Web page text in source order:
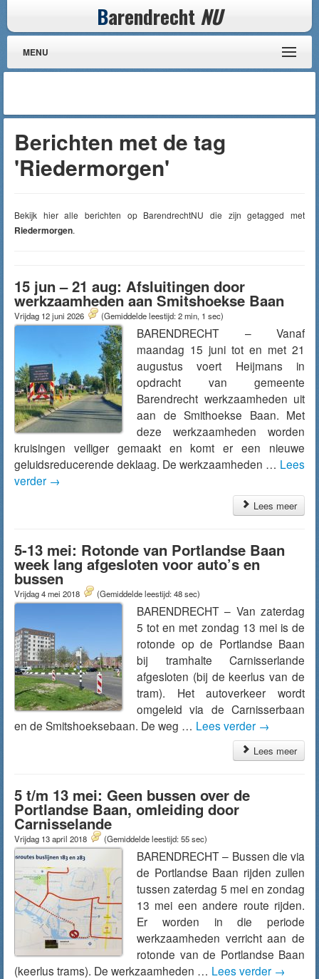
Barendrecht NU
MENU
Berichten met de tag
'Riedermorgen'
Bekijk hier alle berichten op BarendrechtNU die zijn getagged met
Riedermorgen.
15 jun – 21 aug: Afsluitingen door
werkzaamheden aan Smitshoekse Baan
Vrijdag 12 juni 2026 (Gemiddelde leestijd: 2 min, 1 sec)
BARENDRECHT – Vanaf
maandag 15 juni tot en met 21
augustus voert Heijmans in
opdracht van gemeente
Barendrecht werkzaamheden uit
aan de Smithoekse Baan. Met
deze werkzaamheden worden
kruisingen veiliger gemaakt en komt er een nieuwe
geluidsreducerende deklaag. De werkzaamheden … Lees
verder →
Lees meer
5-13 mei: Rotonde van Portlandse Baan
week lang afgesloten voor auto’s en
bussen
Vrijdag 4 mei 2018 (Gemiddelde leestijd: 48 sec)
BARENDRECHT – Van zaterdag
5 tot en met zondag 13 mei is de
rotonde op de Portlandse Baan
bij tramhalte Carnisserlande
afgesloten (bij de keerlus van de
tram). Het autoverkeer wordt
omgeleid via de Carnisserbaan
en de Smitshoeksebaan. De weg … Lees verder →
Lees meer
5 t/m 13 mei: Geen bussen over de
Portlandse Baan, omleiding door
Carnisselande
Vrijdag 13 april 2018 (Gemiddelde leestijd: 55 sec)
BARENDRECHT – Bussen die via
de Portlandse Baan rijden zullen
tussen zaterdag 5 mei en zondag
13 mei een andere route rijden.
Er worden in die periode
werkzaamheden verricht aan de
rotonde van de Portlandse Baan
(keerlus trams). De werkzaamheden … Lees verder →